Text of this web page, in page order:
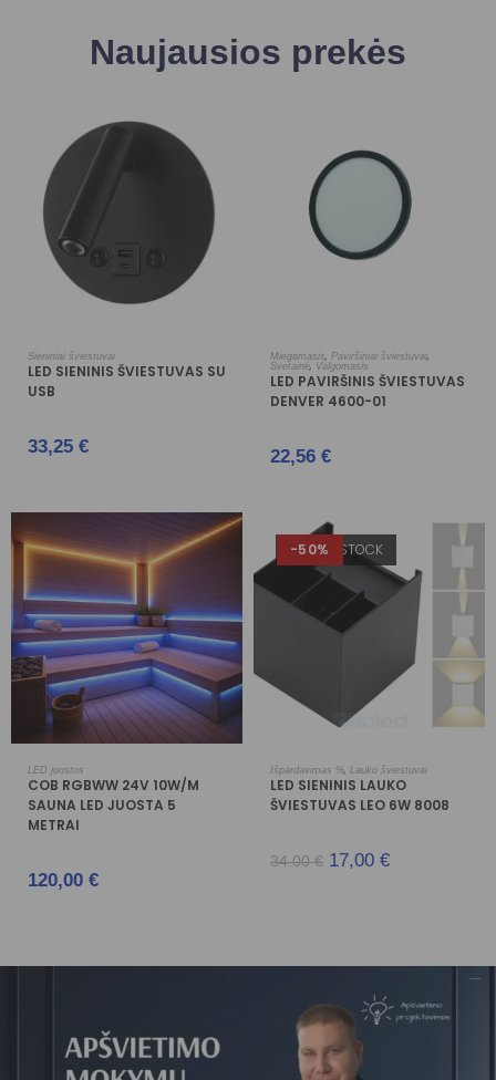
Naujausios prekės
PASIRINKTI SAVYBES
Sieniniai šviestuvai
LED SIENINIS ŠVIESTUVAS SU
USB
33,25 €
Į KREPŠELĮ
Miegamasis, Paviršiniai šviestuvai,
Svetainė, Valgomasis
LED PAVIRŠINIS ŠVIESTUVAS
DENVER 4600-01
22,56 €
LED juostos
COB RGBWW 24V 10W/M
SAUNA LED JUOSTA 5
METRAI
120,00 €
OUT OF STOCK
-50%
DAUGIAU
Išpardavimas %, Lauko šviestuvai
LED SIENINIS LAUKO
ŠVIESTUVAS LEO 6W 8008
34,00€ 17,00 €